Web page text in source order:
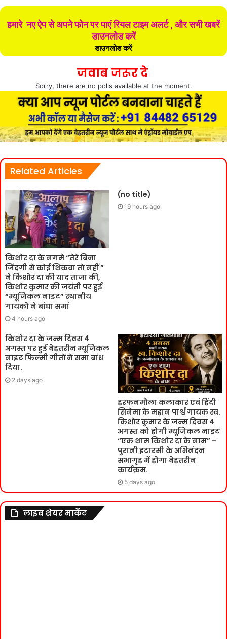
हमारे नए ऐप से अपने फोन पर पाएं रियल टाइम अलर्ट , और सभी खबरें
डाउनलोड करें
डाउनलोड करें
जवाब जरूर दे
Sorry, there are no polls available at the moment.
Related Articles
किशोर दा के नगमे “तेरे बिना
जिंदगी से कोई शिकवा तो नहीं ”
ने किशोर दा की याद ताजा की,
किशोर कुमार की जयंती पर हुई
“म्यूजिकल नाइट” स्थानीय
गायको ने बांधा समां
4 hours ago
(no title)
19 hours ago
किशोर दा के जन्म दिवस 4
अगस्त पर हुई बेहतरीन म्यूजिकल
नाइट फिल्मी गीतों ने समा बांध
दिया.
2 days ago
हरफनमौला कलाकार एवं हिंदी
सिनेमा के महान पार्श्व गायक स्व.
किशोर कुमार के जन्म दिवस 4
अगस्त को होगी म्यूजिकल नाइट
“एक शाम किशोर दा के नाम” –
पुरानी इटारसी के अभिनंदन
सभागृह में होगा बेहतरीन
कार्यक्रम.
5 days ago
लाइव शेयर मार्केट